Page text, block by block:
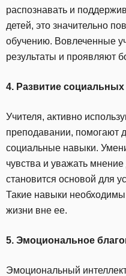
распознавать и
детей, это значительно
обучению. Вовлеченные
результаты и проявляют
4. Развитие
Учителя, активно
преподавании, помогают
социальные навыки.
чувства и уважать
становится основой для
Такие навыки
жизни вне ее.
5. Эмоциональное
Эмоциональный